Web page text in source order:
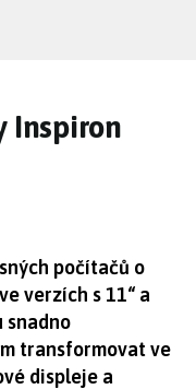
Inspiron
počítačů o
verzích s 11“ a
snadno
transformovat ve
displeje a